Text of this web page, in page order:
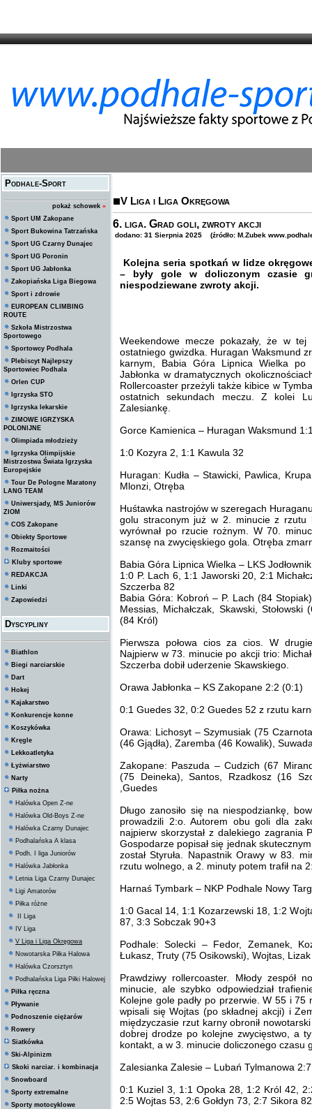
Podhale-Sport
pokaż schowek »
Sport UM Zakopane
Sport Bukowina Tatrzańska
Sport UG Czarny Dunajec
Sport UG Poronin
Sport UG Jabłonka
Zakopiańska Liga Biegowa
Sport i zdrowie
EUROPEAN CLIMBING
ROUTE
Szkoła Mistrzostwa
Sportowego
Sportowcy Podhala
Plebiscyt Najlepszy
Sportowiec Podhala
Orlen CUP
Igrzyska STO
Igrzyska lekarskie
ZIMOWE IGRZYSKA
POLONIJNE
Olimpiada młodzieży
Igrzyska Olimpijskie
Mistrzostwa Świata Igrzyska
Europejskie
Tour De Pologne Maratony
LANG TEAM
Uniwersjady, MS Juniorów
ZIOM
COS Zakopane
Obiekty Sportowe
Rozmaitości
Kluby sportowe
REDAKCJA
Linki
Zapowiedzi
Dyscypliny
Biathlon
Biegi narciarskie
Dart
Hokej
Kajakarstwo
Konkurencje konne
Koszykówka
Kręgle
Lekkoatletyka
Łyżwiarstwo
Narty
Piłka nożna
Halówka Open Z-ne
Halówka Old-Boys Z-ne
Halówka Czarny Dunajec
Podhalańska A klasa
Podh. I liga Juniorów
Halówka Jabłonka
Letnia Liga Czarny Dunajec
Ligi Amatorów
Piłka różne
II Liga
IV Liga
V Liga i Liga Okręgowa
Nowotarska Piłka Halowa
Halówka Czorsztyn
Podhalańska Liga Piłki Halowej
Piłka ręczna
Pływanie
Podnoszenie ciężarów
Rowery
Siatkówka
Ski-Alpinizm
Skoki narciar. i kombinacja
Snowboard
Sporty extremalne
Sporty motocyklowe
V Liga i Liga Okręgowa
6. liga. Grad goli, zwroty akcji
dodano: 31 Sierpnia 2025 (źródło: M.Zubek
Kolejna seria spotkań w lidze
– były gole w doliczonym czasie
niespodziewane zwroty akcji.
Weekendowe mecze pokazały, że w
ostatniego gwizdka. Huragan Waksmund
karnym, Babia Góra Lipnica Wielka po
Jabłonka w dramatycznych
Rollercoaster przeżyli także kibice w
ostatnich sekundach meczu. Z kolei
Zalesiankę.
Gorce Kamienica – Huragan Waksmund
1:0 Kozyra 2, 1:1 Kawula 32
Huragan: Kudła – Stawicki, Pawlica,
Mlonzi, Otręba
Huśtawka nastrojów w szeregach
golu straconym już w 2. minucie z
wyrównał po rzucie rożnym. W 70.
szansę na zwycięskiego gola. Otręba
Babia Góra Lipnica Wielka – LKS
1:0 P. Lach 6, 1:1 Jaworski 20, 2:1
Szczerba 82
Babia Góra: Kobroń – P. Lach (84
Messias, Michałczak, Skawski,
(84 Król)
Pierwsza połowa cios za cios. W
Najpierw w 73. minucie po akcji trio:
Szczerba dobił uderzenie Skawskiego.
Orawa Jabłonka – KS Zakopane 2:2 (0:1)
0:1 Guedes 32, 0:2 Guedes 52 z rzutu
Orawa: Lichosyt – Szymusiak (75
(46 Gjądła), Zaremba (46 Kowalik),
Zakopane: Paszuda – Cudzich (67
(75 Deineka), Santos, Rzadkosz (16
,Guedes
Długo zanosiło się na niespodziankę,
prowadzili 2:o. Autorem obu goli dla
najpierw skorzystał z dalekiego zagrania
Gospodarze popisał się jednak
został Styruła. Napastnik Orawy w 83.
rzutu wolnego, a 2. minuty potem trafił na
Harnaś Tymbark – NKP Podhale Nowy
1:0 Gacal 14, 1:1 Kozarzewski 18, 1:2
87, 3:3 Sobczak 90+3
Podhale: Solecki – Fedor, Zemanek,
Łukasz, Truty (75 Osikowski), Wojtas,
Prawdziwy rollercoaster. Młody zespół
minucie, ale szybko odpowiedział
Kolejne gole padły po przerwie. W 55 i
wpisali się Wojtas (po składnej akcji) i
międzyczasie rzut karny obronił
dobrej drodze po kolejne zwycięstwo, a
kontakt, a w 3. minucie doliczonego czasu
Zalesianka Zalesie – Lubań Tylmanowa
0:1 Kuziel 3, 1:1 Opoka 28, 1:2 Król 42,
2:5 Wojtas 53, 2:6 Gołdyn 73, 2:7 Sikora 82